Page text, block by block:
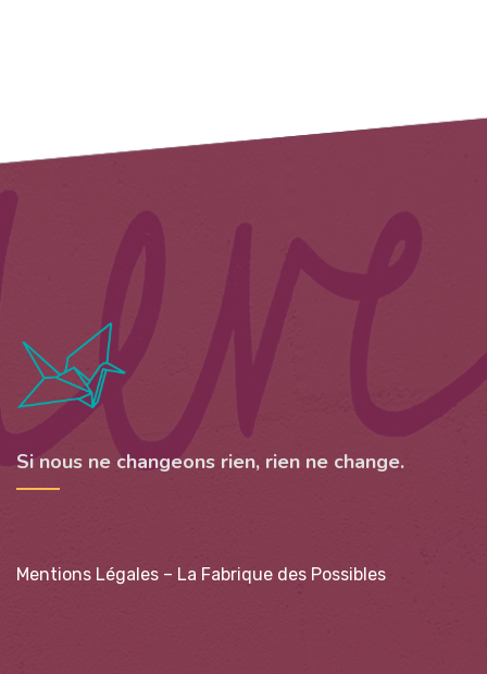
Si nous ne changeons rien, rien ne change.
Mentions Légales – La Fabrique des Possibles